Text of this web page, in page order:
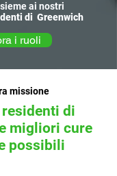
ai nostri
di Greenwich
i ruoli
missione
di
migliori cure
possibili